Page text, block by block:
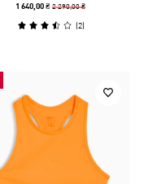
1 640,00 ₴2 290,00 ₴
(2)